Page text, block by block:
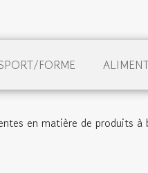
FORME
en matière de produits à